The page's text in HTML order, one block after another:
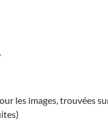
les images, trouvées